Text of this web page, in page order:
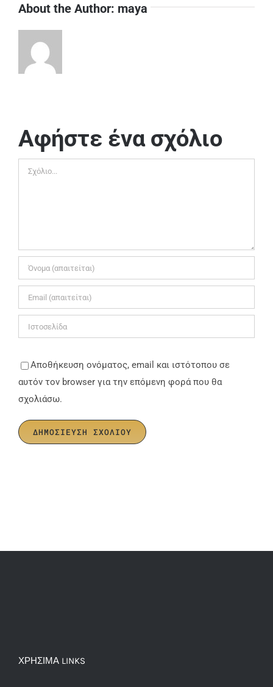
About the Author: maya
Αφήστε ένα σχόλιο
Σχόλιο
Αποθήκευση ονόματος, email και ιστότοπου σε
αυτόν τον browser για την επόμενη φορά που θα
σχολιάσω.
ΧΡΗΣΙΜΑ LINKS